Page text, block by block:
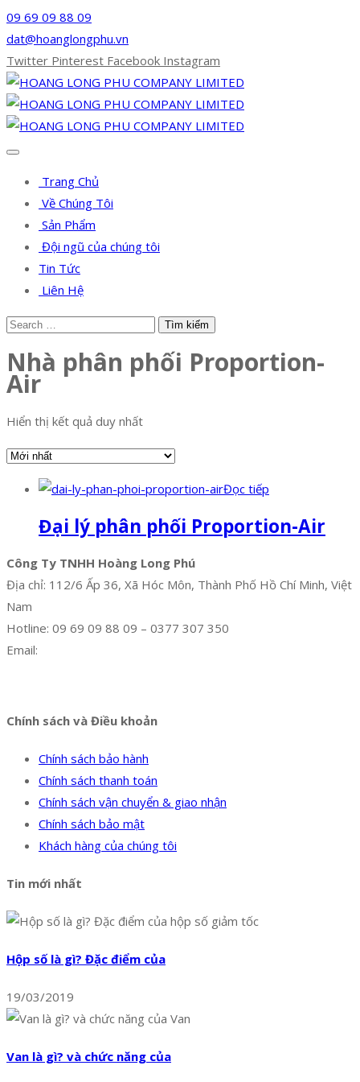
09 69 09 88 09
dat@hoanglongphu.vn
Twitter Pinterest Facebook Instagram
Trang Chủ
Về Chúng Tôi
Sản Phẩm
Đội ngũ của chúng tôi
Tin Tức
Liên Hệ
Nhà phân phối Proportion-
Air
Hiển thị kết quả duy nhất
Đọc tiếp
Đại lý phân phối Proportion-Air
Công Ty TNHH Hoàng Long Phú
Địa chỉ: 112/6 Ấp 36, Xã Hóc Môn, Thành Phố Hồ Chí Minh, Việt
Nam
Hotline: 09 69 09 88 09 – 0377 307 350
Email:
Chính sách và Điều khoản
Chính sách bảo hành
Chính sách thanh toán
Chính sách vận chuyển & giao nhận
Chính sách bảo mật
Khách hàng của chúng tôi
Tin mới nhất
Hộp số là gì? Đặc điểm của
19/03/2019
Van là gì? và chức năng của